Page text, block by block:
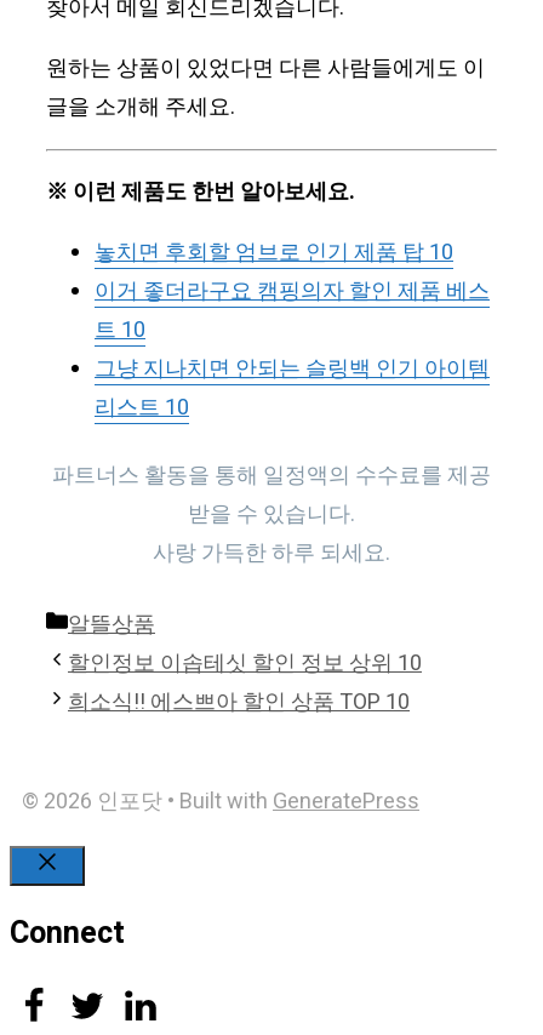
찾아서 메일 회신드리겠습니다.
원하는 상품이 있었다면 다른 사람들에게도 이
글을 소개해 주세요.
※ 이런 제품도 한번 알아보세요.
놓치면 후회할 엄브로 인기 제품 탑 10
이거 좋더라구요 캠핑의자 할인 제품 베스
트 10
그냥 지나치면 안되는 슬링백 인기 아이템
리스트 10
파트너스 활동을 통해 일정액의 수수료를 제공
받을 수 있습니다.
사랑 가득한 하루 되세요.
Categories
알뜰상품
할인정보 이솝테싯 할인 정보 상위 10
희소식!! 에스쁘아 할인 상품 TOP 10
© 2026 인포닷• Built withGeneratePress
Connect